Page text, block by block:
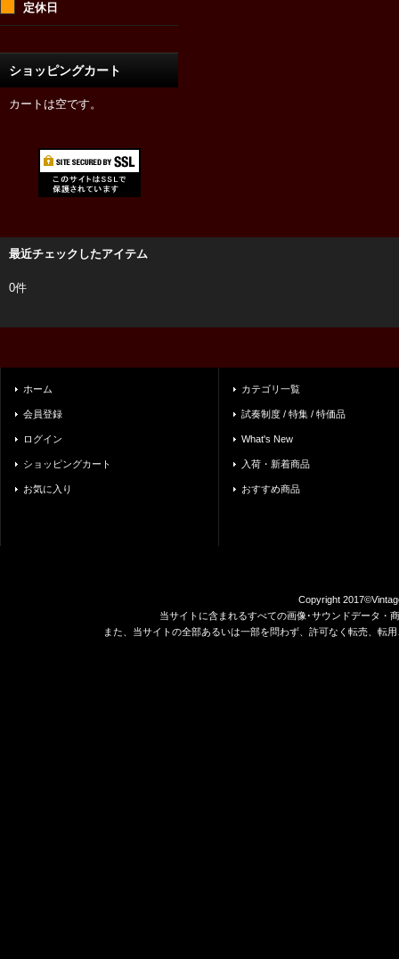
定休日
ショッピングカート
カートは空です。
最近チェックしたアイテム
0件
ホーム
会員登録
ログイン
ショッピングカート
お気に入り
カテゴリ一覧
試奏制度 / 特集 / 特価品
What's New
入荷・新着商品
おすすめ商品
Copyright
当サイトに含まれるすべての画像･サウンドデータ・
また、当サイトの全部あるいは一部を問わず、許可なく転売、転